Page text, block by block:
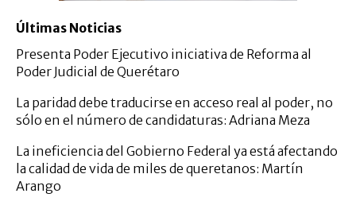
Últimas Noticias
Presenta Poder Ejecutivo iniciativa de Reforma al
Poder Judicial de Querétaro
La paridad debe traducirse en acceso real al poder, no
sólo en el número de candidaturas: Adriana Meza
La ineficiencia del Gobierno Federal ya está afectando
la calidad de vida de miles de queretanos: Martín
Arango